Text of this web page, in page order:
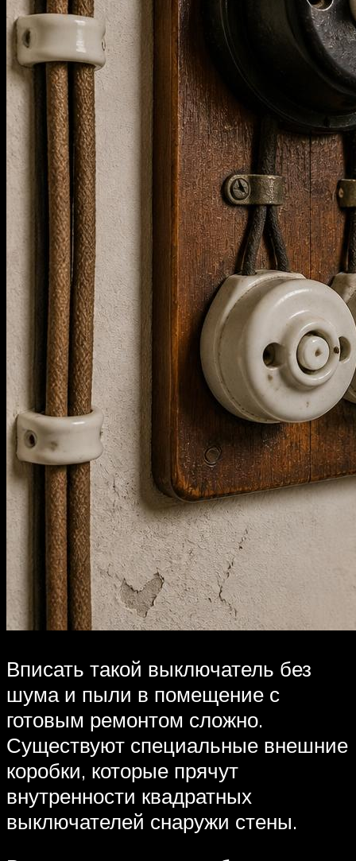
Вписать такой выключатель без
шума и пыли в помещение с
готовым ремонтом сложно.
Существуют специальные внешние
коробки, которые прячут
внутренности квадратных
выключателей снаружи стены.